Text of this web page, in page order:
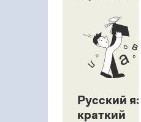
Русский
краткий